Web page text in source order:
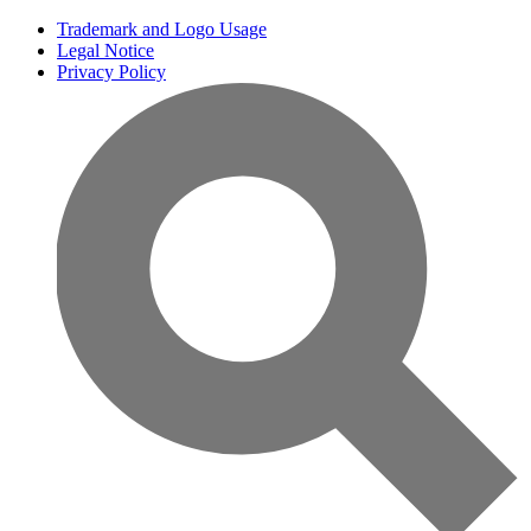
Trademark and Logo Usage
Legal Notice
Privacy Policy